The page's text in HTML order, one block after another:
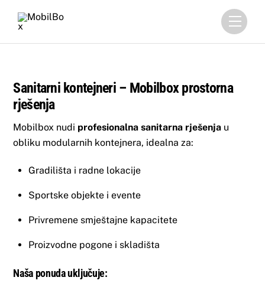
Menu
Sanitarni kontejneri – Mobilbox prostorna
rješenja
Mobilbox nudi profesionalna sanitarna rješenja u
obliku modularnih kontejnera, idealna za:
Gradilišta i radne lokacije
Sportske objekte i evente
Privremene smještajne kapacitete
Proizvodne pogone i skladišta
Naša ponuda uključuje: